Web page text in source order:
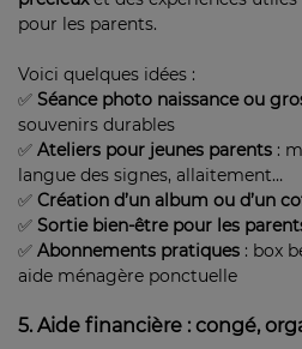
pour les parents.
Voici quelques idées :
✅ Séance photo naissance ou
souvenirs durables
✅ Ateliers pour jeunes parents :
langue des signes, allaitement…
✅ Création d’un album ou d’un
✅ Sortie bien-être pour les
✅ Abonnements pratiques : box
aide ménagère ponctuelle
5. Aide financière : congé,